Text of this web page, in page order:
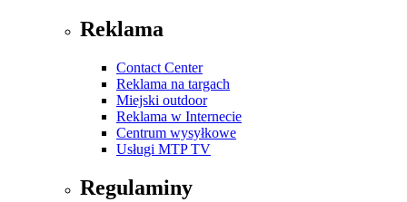
Reklama
Contact Center
Reklama na targach
Miejski outdoor
Reklama w Internecie
Centrum wysyłkowe
Usługi MTP TV
Regulaminy